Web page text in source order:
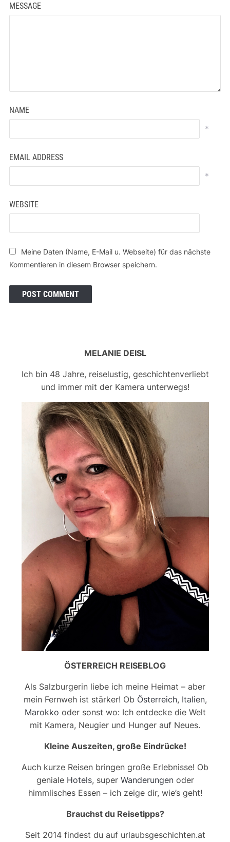
MESSAGE
NAME
*
EMAIL ADDRESS
*
WEBSITE
Meine Daten (Name, E-Mail u. Webseite) für das nächste
Kommentieren in diesem Browser speichern.
MELANIE DEISL
Ich bin 48 Jahre, reiselustig, geschichtenverliebt
und immer mit der Kamera unterwegs!
ÖSTERREICH REISEBLOG
Als Salzburgerin liebe ich meine Heimat – aber
mein Fernweh ist stärker! Ob Österreich, Italien,
Marokko oder sonst wo: Ich entdecke die Welt
mit Kamera, Neugier und Hunger auf Neues.
Kleine Auszeiten, große Eindrücke!
Auch kurze Reisen bringen große Erlebnisse! Ob
geniale Hotels, super Wanderungenoder
himmlisches Essen – ich zeige dir, wie’s geht!
Brauchst du Reisetipps?
Seit 2014 findest du auf urlaubsgeschichten.at